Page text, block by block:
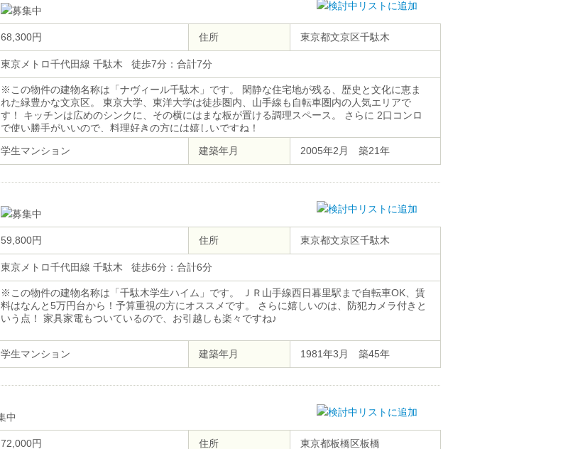
68,300円 住所 東京都文京区千駄木
東京メトロ千代田線 千駄木 徒歩7分：合計7分
※この物件の建物名称は「ナヴィール千駄木」です。 閑静な住宅地が残る、歴史と文化に恵ま
れた緑豊かな文京区。 東京大学、東洋大学は徒歩圏内、山手線も自転車圏内の人気エリアで
す！ キッチンは広めのシンクに、その横にはまな板が置ける調理スペース。 さらに 2口コンロ
で使い勝手がいいので、料理好きの方には嬉しいですね！
学生マンション 建築年月 2005年2月 築21年
59,800円 住所 東京都文京区千駄木
東京メトロ千代田線 千駄木 徒歩6分：合計6分
※この物件の建物名称は「千駄木学生ハイム」です。 ＪＲ山手線西日暮里駅まで自転車OK、賃
料はなんと5万円台から！予算重視の方にオススメです。 さらに嬉しいのは、防犯カメラ付きと
いう点！ 家具家電もついているので、お引越しも楽々ですね♪
学生マンション 建築年月 1981年3月 築45年
72,000円 住所 東京都板橋区板橋